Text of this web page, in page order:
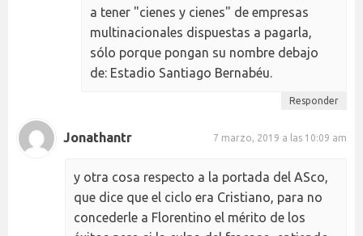
a tener "cienes y cienes" de empresas
multinacionales dispuestas a pagarla,
sólo porque pongan su nombre debajo
de: Estadio Santiago Bernabéu.
Responder
Jonathantr 7 marzo, 2019 a las 10:09 am
y otra cosa respecto a la portada del ASco,
que dice que el ciclo era Cristiano, para no
concederle a Florentino el mérito de los